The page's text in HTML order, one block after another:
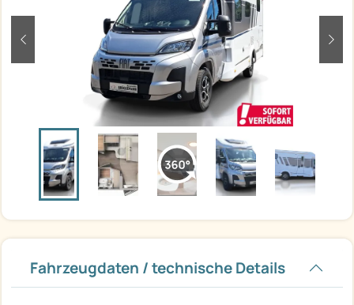
zurück
Fahrzeugdaten / technische Details